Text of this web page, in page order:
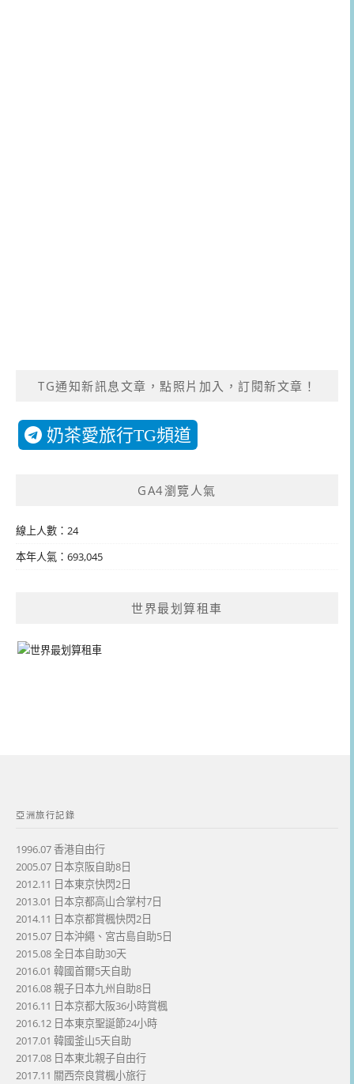
TG通知新訊息文章，點照片加入，訂閱新文章！
奶茶愛旅行TG頻道
GA4瀏覽人氣
線上人數：24
本年人氣：693,045
世界最划算租車
亞洲旅行記錄
1996.07 香港自由行
2005.07 日本京阪自助8日
2012.11 日本東京快閃2日
2013.01 日本京都高山合掌村7日
2014.11 日本京都賞楓快閃2日
2015.07 日本沖繩、宮古島自助5日
2015.08 全日本自助30天
2016.01 韓國首爾5天自助
2016.08 親子日本九州自助8日
2016.11 日本京都大阪36小時賞楓
2016.12 日本東京聖誕節24小時
2017.01 韓國釜山5天自助
2017.08 日本東北親子自由行
2017.11 關西奈良賞楓小旅行